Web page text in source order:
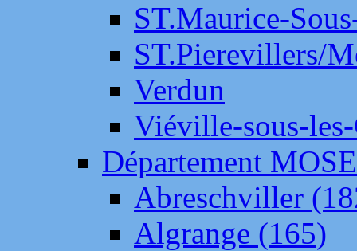
ST.Maurice-
ST.Pierevillers/
Verdun
Viéville-sous-
Département
Abreschviller
Algrange (165)